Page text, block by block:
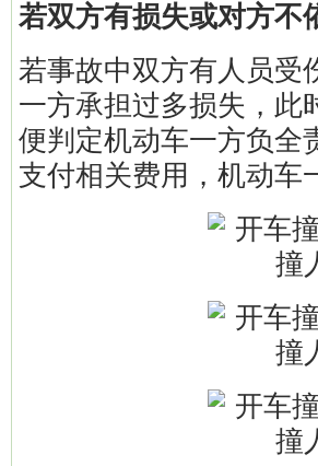
若双方有损失或对方不
若事故中双方有人员受
一方承担过多损失，此
便判定机动车一方负全
支付相关费用，机动车